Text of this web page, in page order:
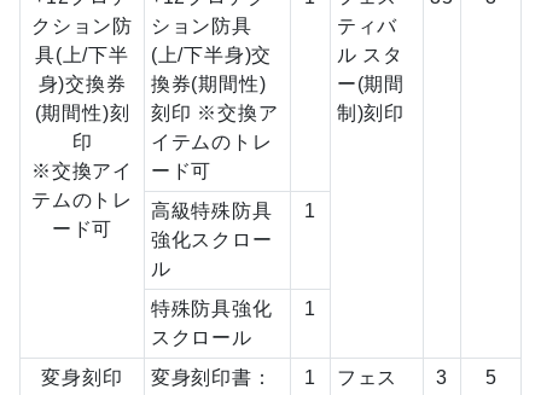
クション防
具(上/下半
身)交換券
(期間性)刻
印
※交換アイ
テムのトレ
ード可
ション防具
(上/下半身)交
換券(期間性)
刻印 ※交換ア
イテムのトレ
ード可
ティバ
ル スタ
ー(期間
制)刻印
高級特殊防具
強化スクロー
ル
1
特殊防具強化
スクロール
1
変身刻印
変身刻印書：
1
フェス
3 5